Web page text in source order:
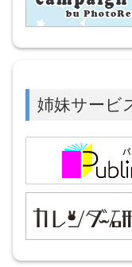
姉妹サービ